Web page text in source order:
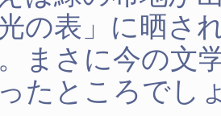
の表」に晒さ
まさに今の文
たところでし